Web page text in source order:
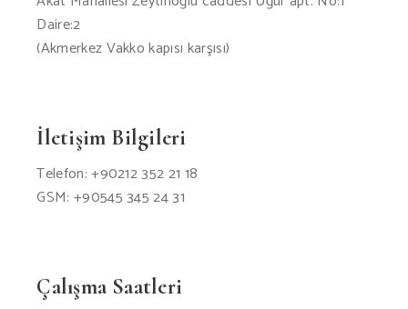
Daire:2
(Akmerkez Vakko kapısı karşısı)
İletişim Bilgileri
Telefon: +90212 352 21 18
GSM: +90545 345 24 31
Çalışma Saatleri